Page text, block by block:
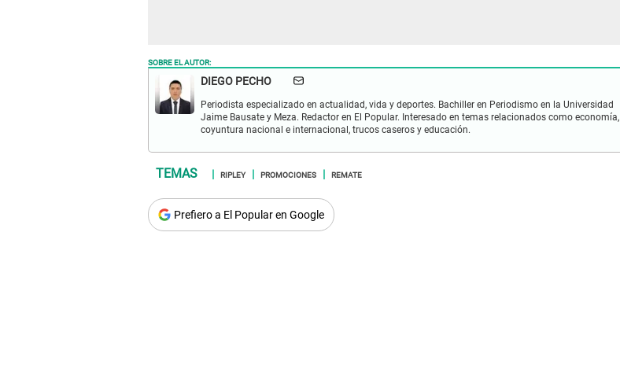
SOBRE EL AUTOR:
DIEGO PECHO
Periodista especializado en actualidad, vida y deportes. Bachiller en Periodismo en la Universidad
Jaime Bausate y Meza. Redactor en El Popular. Interesado en temas relacionados como economía,
coyuntura nacional e internacional, trucos caseros y educación.
RIPLEY PROMOCIONES REMATE
Prefiero a El Popular en Google